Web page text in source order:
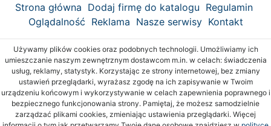
Strona główna Dodaj firmę do katalogu Regulamin
Oglądalność Reklama Nasze serwisy Kontakt
Używamy plików cookies oraz podobnych technologii. Umożliwiamy ich
umieszczanie naszym zewnętrznym dostawcom m.in. w celach: świadczenia
usług, reklamy, statystyk. Korzystając ze strony internetowej, bez zmiany
ustawień przeglądarki, wyrażasz zgodę na ich zapisywanie w Twoim
urządzeniu końcowym i wykorzystywanie w celach zapewnienia poprawnego i
bezpiecznego funkcjonowania strony. Pamiętaj, że możesz samodzielnie
zarządzać plikami cookies, zmieniając ustawienia przeglądarki. Więcej